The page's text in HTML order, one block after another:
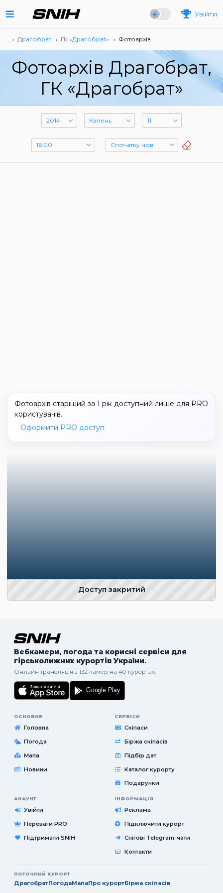
Увійти
… › Драгобрат › ГК «Драгобрат» › Фотоархів
Фотоархів Драгобрат,
ГК «Драгобрат»
Фотоархів старіший за 1 рік доступний лише для PRO
користувачів.
Оформити PRO доступ
Доступ закритий
Вебкамери, погода та корисні сервіси для
гірськолижних курортів України.
Онлайн трансляція з 132 камер на 40 курортах.
ОСНОВНЕ
Головна
Погода
Мапа
Новини
СЕРВІСИ
Скіпаси
Біржа скіпасів
Підбір дат
Каталог курорту
Подарунки
АКАУНТ
Увійти
Переваги PRO
Підтримати SNIH
ІНФОРМАЦІЯ
Реклама
Підключити курорт
Снігові Telegram-чати
Контакти
ПОТОЧНИЙ КУРОРТ
ДрагобратПогодаМапаПро курортБіржа скіпасів